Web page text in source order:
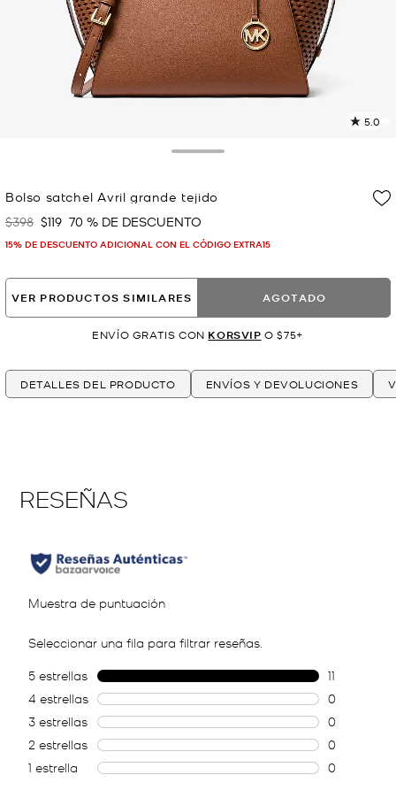
5.0
Bolso satchel Avril grande tejido
Era
$398 Ahora
$119 70 % DE DESCUENTO
15% DE DESCUENTO ADICIONAL CON EL CÓDIGO EXTRA15
VER PRODUCTOS SIMILARES AGOTADO
ENVÍO GRATIS CON KORSVIP O $75+
DETALLES DEL PRODUCTO ENVÍOS Y DEVOLUCIONES